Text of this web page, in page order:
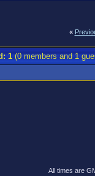
«
1(0 members and 1
All times are